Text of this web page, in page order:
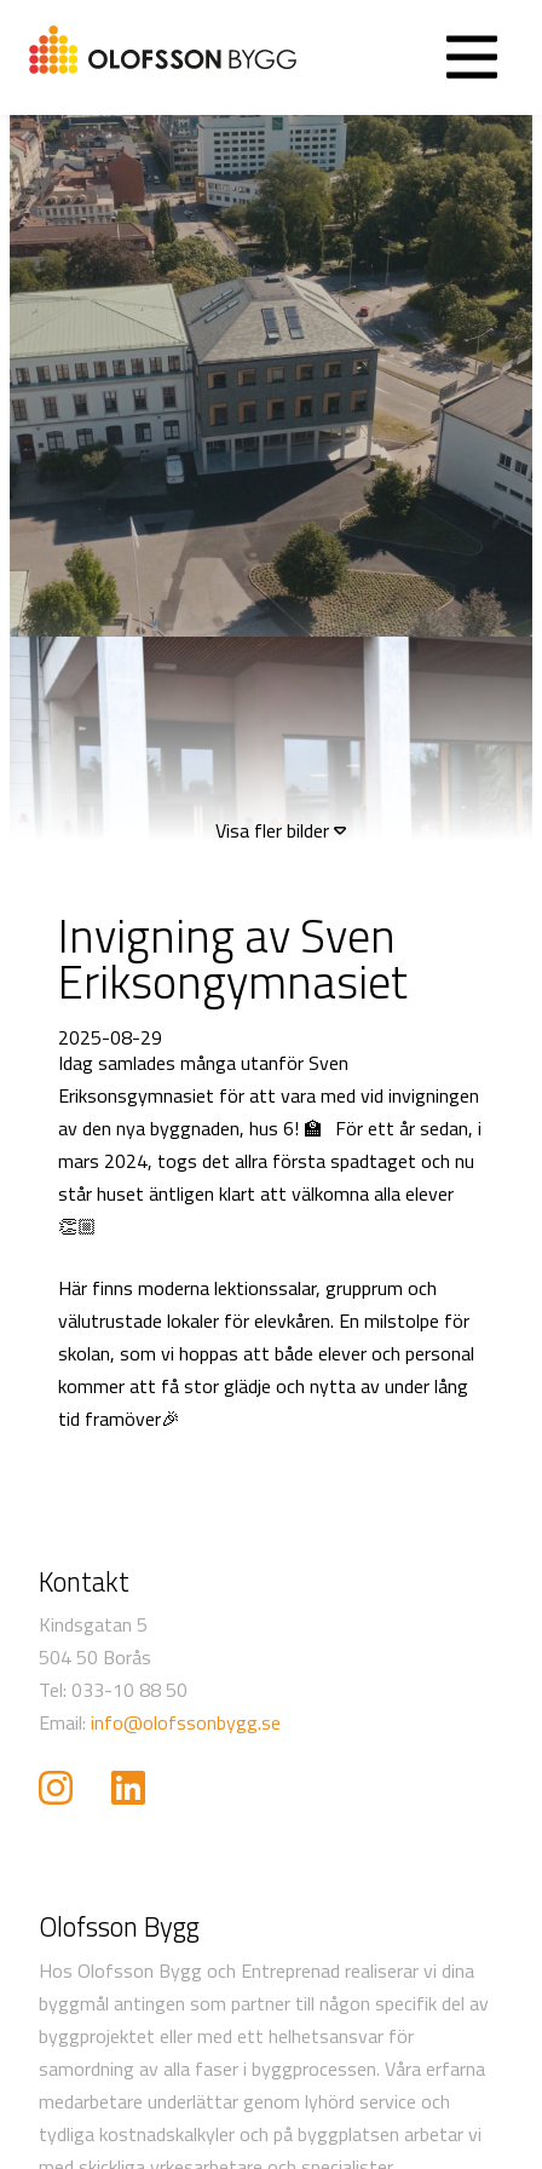
Visa fler bilder
Invigning av Sven
Eriksongymnasiet
2025-08-29
Idag samlades många utanför Sven
Eriksonsgymnasiet för att vara med vid invigningen
av den nya byggnaden, hus 6! 🏫 För ett år sedan, i
mars 2024, togs det allra första spadtaget och nu
står huset äntligen klart att välkomna alla elever
👏🏼
Här finns moderna lektionssalar, grupprum och
välutrustade lokaler för elevkåren. En milstolpe för
skolan, som vi hoppas att både elever och personal
kommer att få stor glädje och nytta av under lång
tid framöver🎉
Kontakt
Kindsgatan 5
504 50 Borås
Tel: 033-10 88 50
Email: info@olofssonbygg.se
Olofsson Bygg
Hos Olofsson Bygg och Entreprenad realiserar vi dina
byggmål antingen som partner till någon specifik del av
byggprojektet eller med ett helhetsansvar för
samordning av alla faser i byggprocessen. Våra erfarna
medarbetare underlättar genom lyhörd service och
tydliga kostnadskalkyler och på byggplatsen arbetar vi